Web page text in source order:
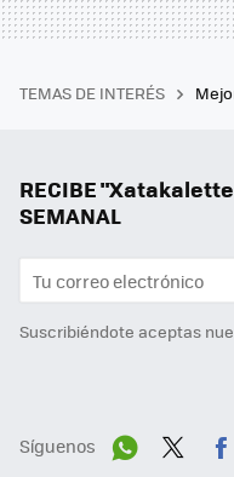
TEMAS DE INTERÉS
RECIBE
SEMANAL
Suscribiéndote aceptas
Síguenos